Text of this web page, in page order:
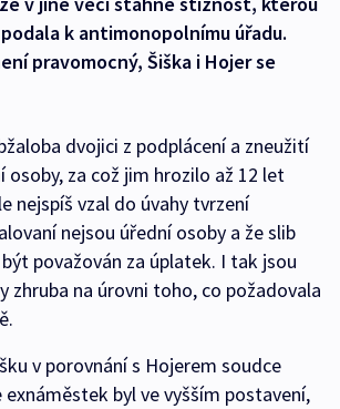
k antimonopolnímu úřadu.
pravomocný, Šiška i Hojer se
dvojici z podplácení a zneužití
osoby, za což jim hrozilo až 12 let
nejspíš vzal do úvahy tvrzení
nejsou úřední osoby a že slib
považován za úplatek. I tak jsou
zhruba na úrovni toho, co požadovala
v porovnání s Hojerem soudce
byl ve vyšším postavení,